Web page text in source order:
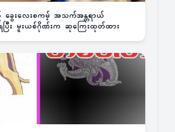
ခွေးလေးစကမ့် အသက်အန္တရာယ်
ရပြီး မူးယစ်ဂိုဏ်းက ဆုကြေးထုတ်ထား